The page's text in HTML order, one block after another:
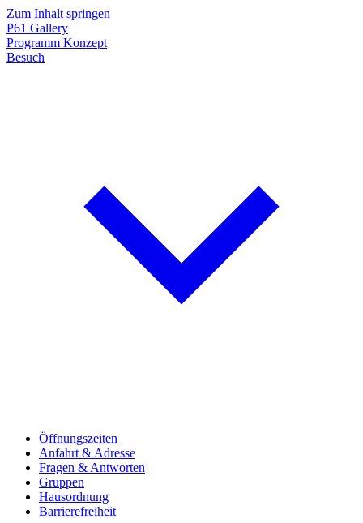
Zum Inhalt springen
P61 Gallery
Programm Konzept
Besuch
Öffnungszeiten
Anfahrt & Adresse
Fragen & Antworten
Gruppen
Hausordnung
Barrierefreiheit